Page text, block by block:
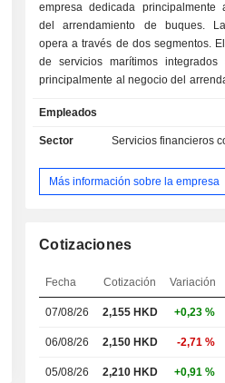
empresa dedicada principalmente
del arrendamiento de buques.
opera a través de dos segmentos.
de servicios marítimos integrados
principalmente al negocio del
prestación de servicios de corretaje
constructores navales y
navales, así como el asesoramiento
de buques, especificaciones y
arrendamiento financiero y de
Empleados
Sector Servicios financieros
Más información sobre la empresa
Cotizaciones
Fecha Cotización Variación
07/08/26 2,155 HKD +0,23 %
06/08/26 2,150 HKD -2,71 %
05/08/26 2,210 HKD +0,91 %